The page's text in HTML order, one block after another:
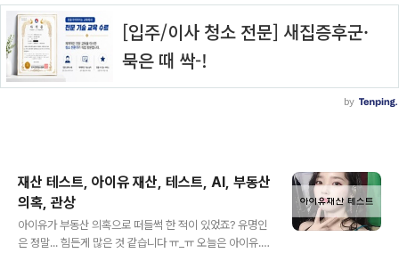
재산 테스트, 아이유 재산, 테스트, AI, 부동산
의혹, 관상
아이유가 부동산 의혹으로 떠들썩 한 적이 있었죠? 유명인
은 정말... 힘든게 많은 것 같습니다 ㅠ_ㅠ 오늘은 아이유.